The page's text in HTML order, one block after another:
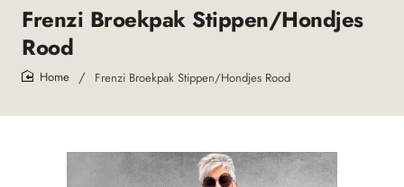
Frenzi Broekpak Stippen/Hondjes
Rood
Frenzi Broekpak Stippen/Hondjes Rood